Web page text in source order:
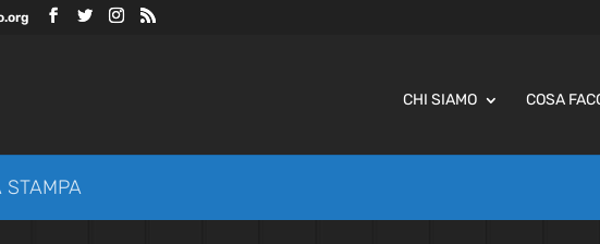
CHI SIAMO COSA
STAMPA